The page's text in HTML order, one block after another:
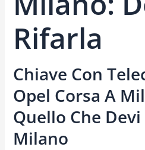
Rifarla
Chiave Con
Opel Corsa A
Quello Che Devi
Milano